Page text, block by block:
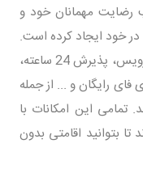
رضایت مهمانان خود و
در خود ایجاد کرده است.
کافی شاپ، لابی، تاکسی سرویس، روم سرویس، پذیرش 24 ساعته،
رایگان و ... از جمله
این امکانات با
تا بتوانید اقامتی بدون